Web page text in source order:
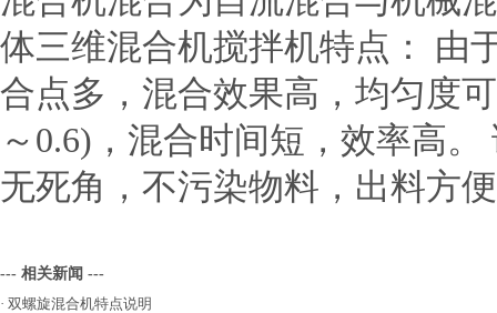
体三维混合机搅拌机特点： 由
合点多，混合效果高，均匀度
～0.6)，混合时间短，效率高
无死角，不污染物料，出料方
--- 相关新闻 ---
· 双螺旋混合机特点说明